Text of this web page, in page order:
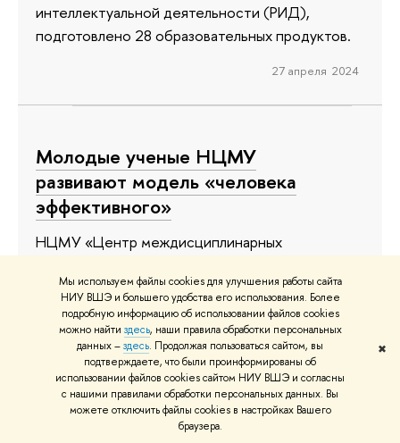
Мы используем файлы cookies для улучшения работы сайта
НИУ ВШЭ и большего удобства его использования. Более
подробную информацию об использовании файлов cookies
можно найти здесь, наши правила обработки персональных
данных –здесь. Продолжая пользоваться сайтом, вы
подтверждаете, что были проинформированы об
использовании файлов cookies сайтом НИУ ВШЭ и согласны
с нашими правилами обработки персональных данных. Вы
можете отключить файлы cookies в настройках Вашего
браузера.
✖
интеллектуальной деятельности (РИД),
подготовлено 28 образовательных продуктов.
27 апреля 2024
Молодые ученые НЦМУ
развивают модель «человека
эффективного»
НЦМУ «Центр междисциплинарных
провел круглый стол «Инновационные
направления исследований человеческого
потенциала: от разработки научной идеи к ее
претворению в жизнь». Молодые ученые
центра поделились результатами своих научных
проектов по проблемам развития
человеческого потенциала. Ольга Дергунова,